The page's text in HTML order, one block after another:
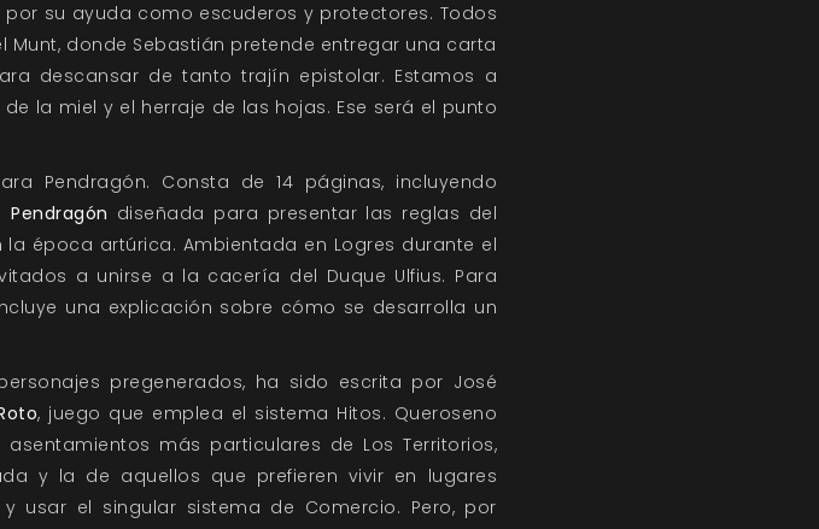
su ayuda como escuderos y protectores. Todos
donde Sebastián pretende entregar una carta
descansar de tanto trajín epistolar. Estamos a
la miel y el herraje de las hojas. Ese será el punto
Pendragón. Consta de 14 páginas, incluyendo
Pendragón diseñada para presentar las reglas del
época artúrica. Ambientada en Logres durante el
a unirse a la cacería del Duque Ulfius. Para
una explicación sobre cómo se desarrolla un
pregenerados, ha sido escrita por José
, juego que emplea el sistema Hitos. Queroseno
más particulares de Los Territorios,
y la de aquellos que prefieren vivir en lugares
usar el singular sistema de Comercio. Pero, por